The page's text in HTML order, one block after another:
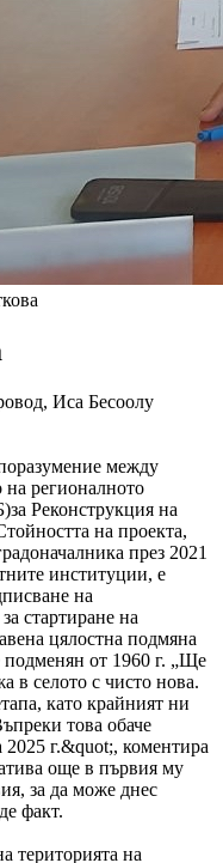
Иса Бесоолу
между
регионалното
Реконструкция на
на проекта,
през 2021
институции, е
на
стартиране на
цялостна подмяна
подменян от 1960 г. „Ще
в селото с чисто нова.
като крайният ни
това обаче
2025 г.&quot;, коментира
още в първия му
за да може днес
факт.
територията на